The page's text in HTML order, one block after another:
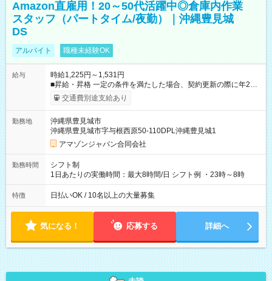
Amazon直雇用！20～50代活躍中◎倉庫内作業
スタッフ（パートタイム/夜勤）｜沖縄豊見城
DS
アルバイト 職種未経験OK
給与
時給1,225円～1,531円
■昇給・昇格 一定の条件を満たした場合、契約更新の際に年2回
まで昇給の機会があります。 ■正社員登用制度あり ※月末締/翌
月25日支払い ※時間外手当、別途支給 ※深夜割増賃金 (22:00～
☆Amazon直雇用で安定して働けます！ 【試用期間】試用期間
あり 試用期間の長さ：1週間 雇用形態、給与は本採用時と同じ
です。
交通費別途支給あり
勤務地
沖縄県豊見城市
沖縄県豊見城市字与根西原50-110DPL沖縄豊見城1
アマゾンジャパン合同会社
勤務時間
シフト制
1日あたりの実働時間：最大8時間/日 シフト例 ・23時～8時
特徴 日払いOK / 10名以上の大量募集
気になる！ 応募する 詳細へ